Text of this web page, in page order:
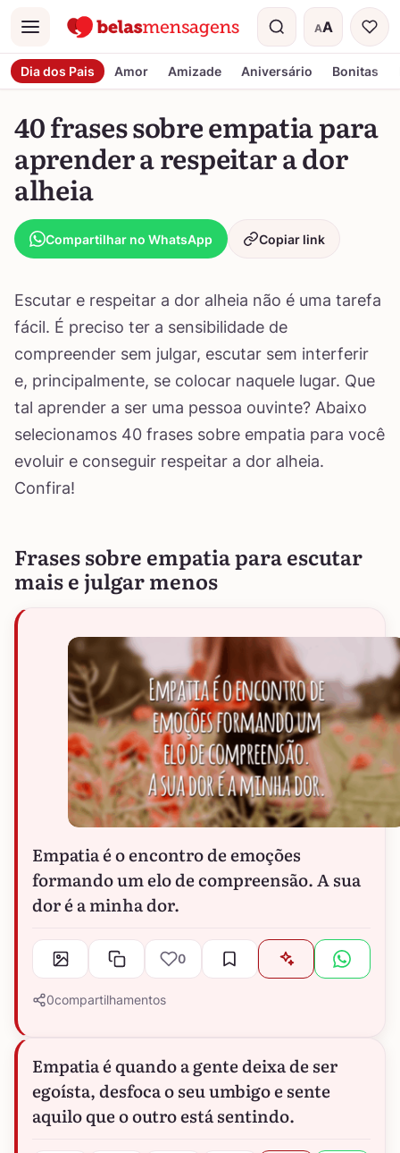
Menu AA
Tamanho do
Dia dos Pais Amor Amizade Aniversário Bonitas
40 frases sobre empatia para
aprender a respeitar a dor
alheia
Compartilhar no WhatsApp Copiar link
Escutar e respeitar a dor alheia não é uma tarefa
fácil. É preciso ter a sensibilidade de
compreender sem julgar, escutar sem interferir
e, principalmente, se colocar naquele lugar. Que
tal aprender a ser uma pessoa ouvinte? Abaixo
selecionamos 40 frases sobre empatia para você
evoluir e conseguir respeitar a dor alheia.
Confira!
Frases sobre empatia para escutar
mais e julgar menos
Empatia é o encontro de emoções
formando um elo de compreensão. A sua
dor é a minha dor.
0
0compartilhamentos
Empatia é quando a gente deixa de ser
egoísta, desfoca o seu umbigo e sente
aquilo que o outro está sentindo.